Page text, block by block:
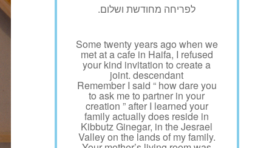
לפריחה מחודשת ושלום.
Some twenty years ago when we
met at a cafe in Haifa, I refused
your kind invitation to create a
joint. descendant
Remember I said “ how dare you
to ask me to partner in your
creation ” after I learned your
family actually does reside in
Kibbutz Ginegar, in the Jesrael
Valley on the lands of my family.